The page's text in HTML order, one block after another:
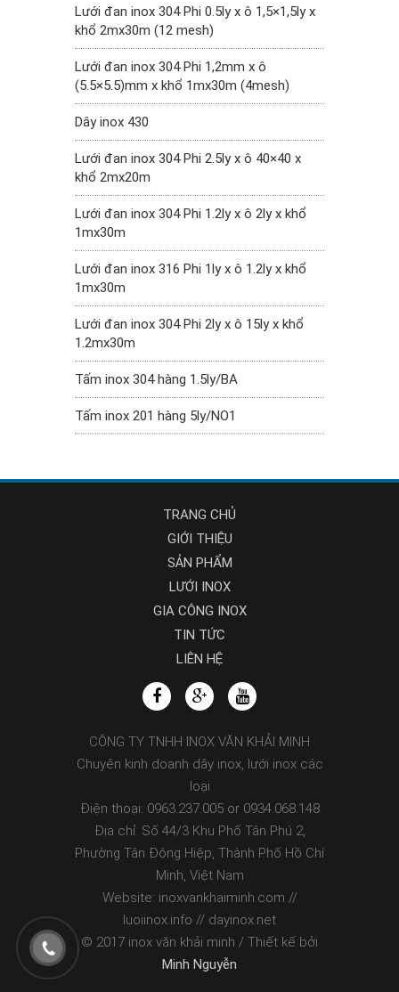
Lưới đan inox 304 Phi 0.5ly x ô 1,5×1,5ly x
khổ 2mx30m (12 mesh)
Lưới đan inox 304 Phi 1,2mm x ô
(5.5×5.5)mm x khổ 1mx30m (4mesh)
Dây inox 430
Lưới đan inox 304 Phi 2.5ly x ô 40×40 x
khổ 2mx20m
Lưới đan inox 304 Phi 1.2ly x ô 2ly x khổ
1mx30m
Lưới đan inox 316 Phi 1ly x ô 1.2ly x khổ
1mx30m
Lưới đan inox 304 Phi 2ly x ô 15ly x khổ
1.2mx30m
Tấm inox 304 hàng 1.5ly/BA
Tấm inox 201 hàng 5ly/NO1
TRANG CHỦ
GIỚI THIỆU
SẢN PHẨM
LƯỚI INOX
GIA CÔNG INOX
TIN TỨC
LIÊN HỆ
CÔNG TY TNHH INOX VĂN KHẢI MINH
Chuyên kinh doanh dây inox, lưới inox các
loại
Điện thoại: 0963.237.005 or 0934.068.148
Địa chỉ: Số 44/3 Khu Phố Tân Phú 2,
Phường Tân Đông Hiệp, Thành Phố Hồ Chí
Minh, Việt Nam
Website: inoxvankhaiminh.com //
luoiinox.info // dayinox.net
© 2017 inox văn khải minh / Thiết kế bởi
Minh Nguyễn